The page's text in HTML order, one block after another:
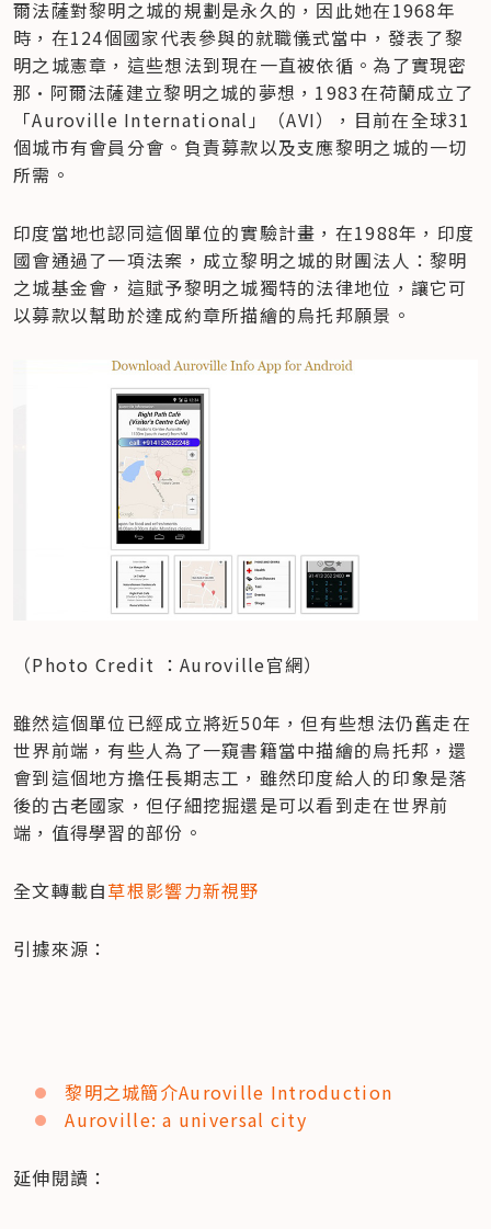
爾法薩對黎明之城的規劃是永久的，因此她在1968年
時，在124個國家代表參與的就職儀式當中，發表了黎
明之城憲章，這些想法到現在一直被依循。為了實現密
那·阿爾法薩建立黎明之城的夢想，1983在荷蘭成立了
「Auroville International」（AVI），目前在全球31
個城市有會員分會。負責募款以及支應黎明之城的一切
所需。
印度當地也認同這個單位的實驗計畫，在1988年，印度
國會通過了一項法案，成立黎明之城的財團法人：黎明
之城基金會，這賦予黎明之城獨特的法律地位，讓它可
以募款以幫助於達成約章所描繪的烏托邦願景。
（Photo Credit ：Auroville官網）
雖然這個單位已經成立將近50年，但有些想法仍舊走在
世界前端，有些人為了一窺書籍當中描繪的烏托邦，還
會到這個地方擔任長期志工，雖然印度給人的印象是落
後的古老國家，但仔細挖掘還是可以看到走在世界前
端，值得學習的部份。
全文轉載自草根影響力新視野
引據來源：
黎明之城簡介Auroville Introduction
Auroville: a universal city
延伸閱讀：